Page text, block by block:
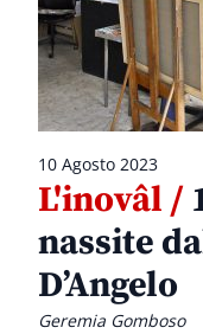
10 Agosto 2023
L'inovâl /
nassite
D’Angelo
Geremia Gomboso